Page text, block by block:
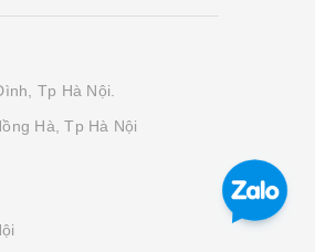
Tp Hà Nội.
Hà, Tp Hà Nội